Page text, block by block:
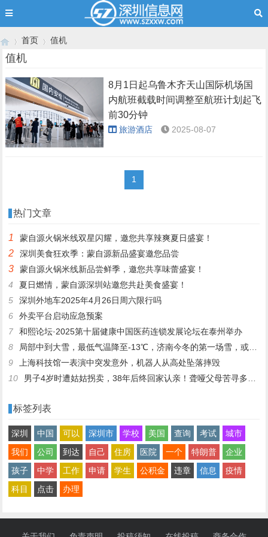
›
首页
›
值机
值机
8月1日起乌鲁木齐天山国际机场国
内航班截载时间调整至航班计划起飞
前30分钟
旅游酒店 2025-08-07
1
热门文章
1 蒙自源火锅米线双星闪耀，邀您共享辣爽夏日盛宴！
2 深圳美食狂欢季：蒙自源新品盛宴邀您品尝
3
蒙自源火锅米线新品尝鲜季，邀您共享味蕾盛宴！
4
夏日燃情，蒙自源深圳站邀您共赴美食盛宴！
5
深圳外地车2025年4月26日周六限行吗
6
外卖平台启动应急预案
7
和熙论坛·2025第十届健康中国医药连锁发展论坛在泰州举办
8
局部中到大雪，最低气温降至-13℃，济南今冬的第一场雪，或跟去年同一时间！
9
上海科技馆一表演中突发意外，机器人从高处坠落摔毁
10
男子4岁时遭姑姑拐卖，38年后终回家认亲！聋哑父母苦寻多年，母亲已抱憾离世丨红星寻人
标签列表
深圳 中国 可以 深圳市 学校 美国 查询 考试
城市
我们
公司 到达 自己 住房 医院 一个 特朗普
企业
孩子
中学 工作 申请 学生 公积金 违章 信息
疫情
科目
点击 办理